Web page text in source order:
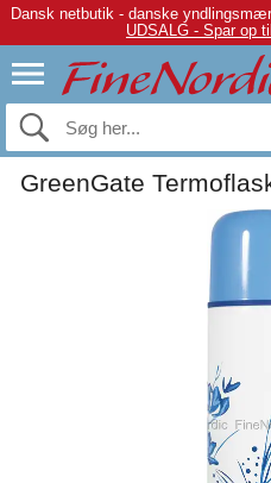
Dansk netbutik - danske
UDSALG - Spar op
GreenGate